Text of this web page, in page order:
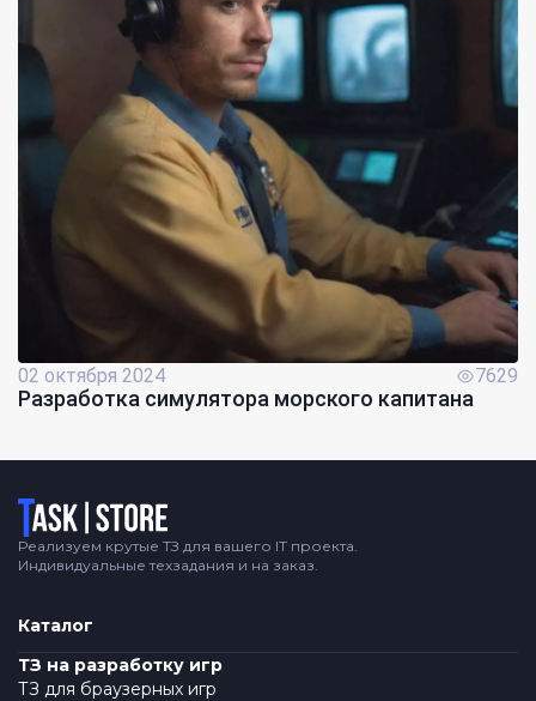
02 октября 2024 7629
Разработка симулятора морского капитана
Логотип
Реализуем крутые ТЗ для вашего IT проекта.
Индивидуальные техзадания и на заказ.
Каталог
ТЗ на разработку игр
ТЗ для браузерных игр